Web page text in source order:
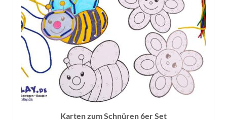
Karten zum Schnüren 6er Set